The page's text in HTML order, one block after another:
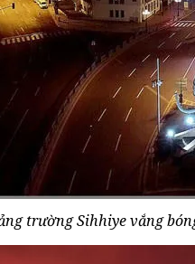
trường Sihhiye vắng